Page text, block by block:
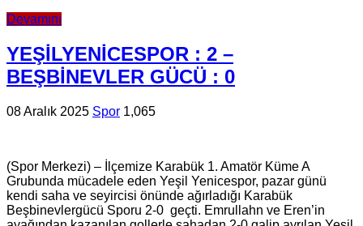
Devamını
YEŞİLYENİCESPOR : 2 –
BEŞBİNEVLER GÜCÜ : 0
08 Aralık 2025 Spor 1,065
(Spor Merkezi) – İlçemize Karabük 1. Amatör Küme A
Grubunda mücadele eden Yeşil Yenicespor, pazar günü
kendi saha ve seyircisi önünde ağırladığı Karabük
Beşbinevlergücü Sporu 2-0 geçti. Emrullahn ve Eren’in